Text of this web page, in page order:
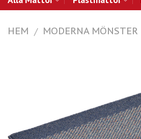
HEM / MODERNA MÖNSTER